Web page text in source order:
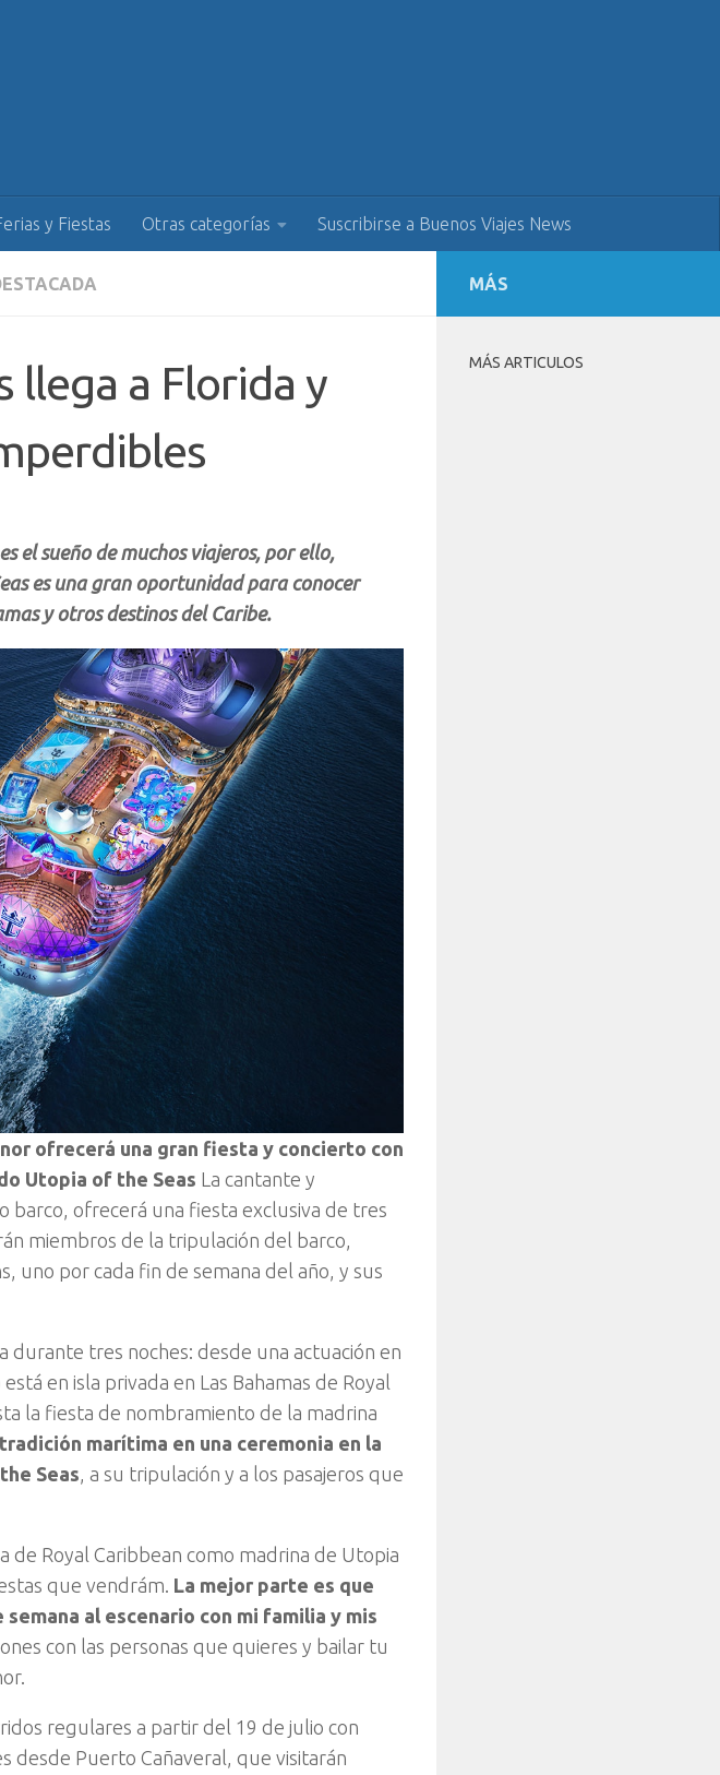
y Fiestas Otras categorías Suscribirse a Buenos Viajes News
llega a Florida y
el sueño de muchos viajeros, por ello,
es una gran oportunidad para conocer
y otros destinos del Caribe.
ofrecerá una gran fiesta y concierto con
Utopia of the Seas La cantante y
barco, ofrecerá una fiesta exclusiva de tres
miembros de la tripulación del barco,
uno por cada fin de semana del año, y sus
durante tres noches: desde una actuación en
en isla privada en Las Bahamas de Royal
la fiesta de nombramiento de la madrina
marítima en una ceremonia en la
Seas , a su tripulación y a los pasajeros que
de Royal Caribbean como madrina de Utopia
que vendrám. La mejor parte es que
al escenario con mi familia y mis
con las personas que quieres y bailar tu
regulares a partir del 19 de julio con
desde Puerto Cañaveral, que visitarán
MÁS
MÁS ARTICULOS